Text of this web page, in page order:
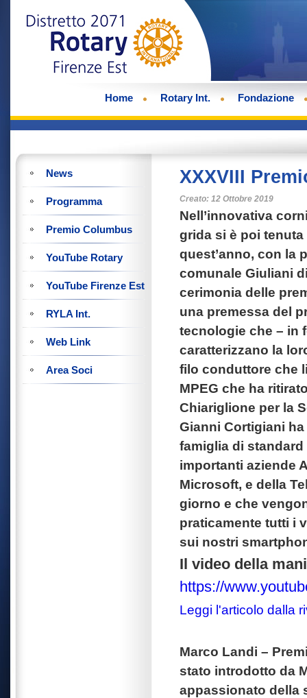
Home Rotary Int. Fondazione
News
Programma
Premio Columbus
YouTube Rotary
YouTube Firenze Est
RYLA Int.
Web Link
Area Soci
XXXVIII
Creato: 12 Ottobre 2019
Nell’innovativa
grida si è poi
quest’anno, con la
comunale Giuliani
cerimonia delle
una premessa del
tecnologie che – in
caratterizzano la
filo conduttore che
MPEG che ha
Chiariglione per la
Gianni Cortigiani
famiglia di standard
importanti aziende
Microsoft, e della
giorno e che
praticamente tutti i
sui nostri
Il video della
https://
Leggi l'articolo dalla
Marco Landi –
stato introdotto da
appassionato della